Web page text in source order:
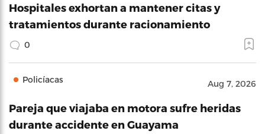
Hospitales exhortan a mantener citas y
tratamientos durante racionamiento
0
Policíacas Aug 7, 2026
Pareja que viajaba en motora sufre heridas
durante accidente en Guayama